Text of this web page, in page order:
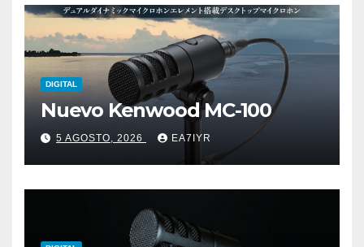
DIGITAL
Nuevo Kenwood MC-100
5 AGOSTO, 2026 EA7IYR